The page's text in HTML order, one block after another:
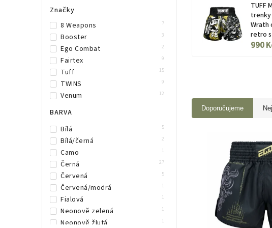
Značky
8 Weapons
7
Booster 3
Ego Combat 2
Fairtex 9
Tuff 15
TWINS 9
Venum 12
BARVA
Bílá
5
Bílá/černá 2
Camo 1
Černá 27
Červená 5
Červená/modrá 1
Fialová 1
Neonově zelená 1
Neonově žlutá 1
TUFF
trenky
Wrath
retro
990
Doporučujeme